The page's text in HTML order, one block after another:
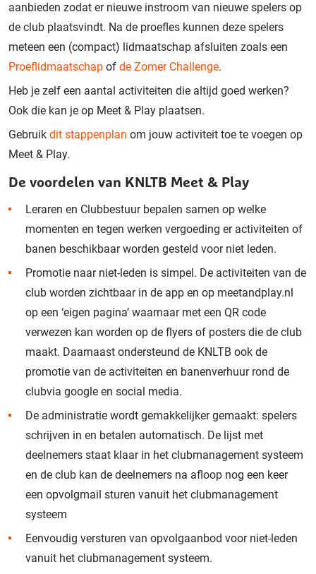
aanbieden zodat er nieuwe instroom van nieuwe spelers op
de club plaatsvindt. Na de proefles kunnen deze spelers
meteen een (compact) lidmaatschap afsluiten zoals een
Proeflidmaatschap of de Zomer Challenge.
Heb je zelf een aantal activiteiten die altijd goed werken?
Ook die kan je op Meet & Play plaatsen.
Gebruik dit stappenplan om jouw activiteit toe te voegen op
Meet & Play.
De voordelen van KNLTB Meet & Play
Leraren en Clubbestuur bepalen samen op welke
momenten en tegen werken vergoeding er activiteiten of
banen beschikbaar worden gesteld voor niet leden.
Promotie naar niet-leden is simpel. De activiteiten van de
club worden zichtbaar in de app en op meetandplay.nl
op een ‘eigen pagina’ waarnaar met een QR code
verwezen kan worden op de flyers of posters die de club
maakt. Daarnaast ondersteund de KNLTB ook de
promotie van de activiteiten en banenverhuur rond de
clubvia google en social media.
De administratie wordt gemakkelijker gemaakt: spelers
schrijven in en betalen automatisch. De lijst met
deelnemers staat klaar in het clubmanagement systeem
en de club kan de deelnemers na afloop nog een keer
een opvolgmail sturen vanuit het clubmanagement
systeem
Eenvoudig versturen van opvolgaanbod voor niet-leden
vanuit het clubmanagement systeem.